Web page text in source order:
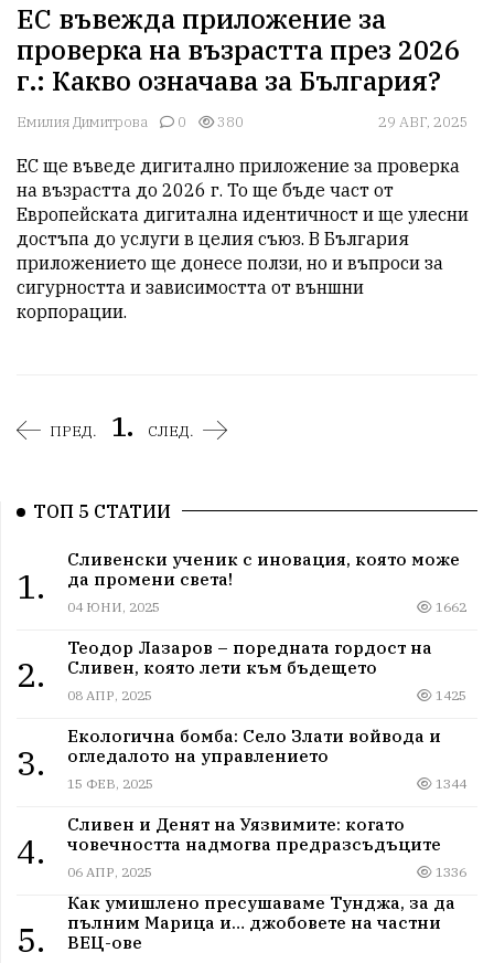
ЕС въвежда приложение за
проверка на възрастта през 2026
г.: Какво означава за България?
Емилия Димитрова 0 380 29 АВГ, 2025
ЕС ще въведе дигитално приложение за проверка
на възрастта до 2026 г. То ще бъде част от
Европейската дигитална идентичност и ще улесни
достъпа до услуги в целия съюз. В България
приложението ще донесе ползи, но и въпроси за
сигурността и зависимостта от външни
корпорации.
ПРЕД. 1. СЛЕД.
ТОП 5 СТАТИИ
1.
Сливенски ученик с иновация, която може
да промени света!
04 ЮНИ, 2025 1662
2.
Теодор Лазаров – поредната гордост на
Сливен, която лети към бъдещето
08 АПР, 2025 1425
3.
Екологична бомба: Село Злати войвода и
огледалото на управлението
15 ФЕВ, 2025 1344
4.
Сливен и Денят на Уязвимите: когато
човечността надмогва предразсъдъците
06 АПР, 2025 1336
5.
Как умишлено пресушаваме Тунджа, за да
пълним Марица и… джобовете на частни
ВЕЦ-ове